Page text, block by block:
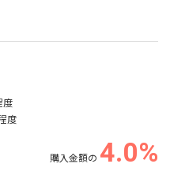
度
度
購入金額の 4.0%